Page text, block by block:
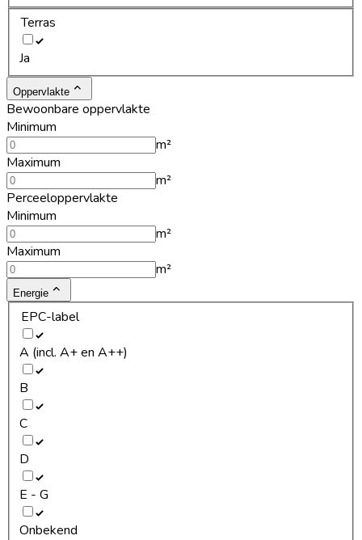
Terras
Ja
Oppervlakte
Bewoonbare oppervlakte
Minimum
m²
Maximum
m²
Perceeloppervlakte
Minimum
m²
Maximum
m²
Energie
EPC-label
A (incl. A+ en A++)
B
C
D
E - G
Onbekend